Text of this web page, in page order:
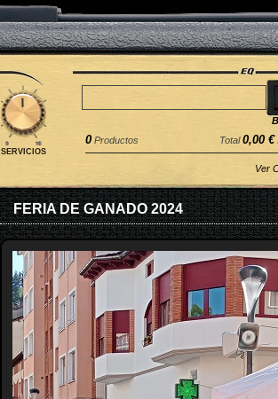
SERVICIOS
0Productos Total0,00 €
Ver
FERIA DE GANADO 2024